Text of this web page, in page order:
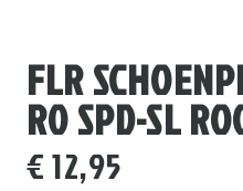
FLR
R0 SPD-SL
€12,95